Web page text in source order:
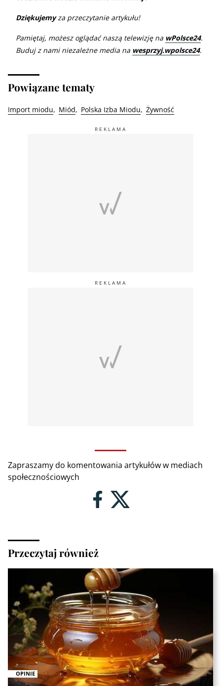
Dziękujemyza przeczytanie artykułu!
Pamiętaj, możesz oglądać naszą telewizję na wPolsce24.
Buduj z nami niezależne media na wesprzyj.wpolsce24.
Powiązane tematy
Import miodu Miód Polska Izba Miodu Żywność
Zapraszamy do komentowania artykułów w mediach
społecznościowych
Przeczytaj również
OPINIE